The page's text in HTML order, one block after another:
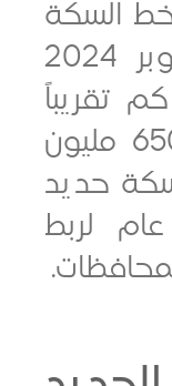
2024
تقريباً
650 مليون
لربط